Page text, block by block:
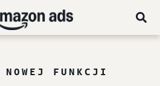
FUNKCJI